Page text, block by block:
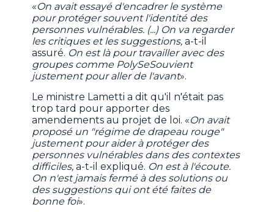
«On avait essayé d'encadrer le système
pour protéger souvent l'identité des
personnes vulnérables. (...) On va regarder
les critiques et les suggestions, a-t-il
assuré. On est là pour travailler avec des
groupes comme PolySeSouvient
justement pour aller de l'avant».
Le ministre Lametti a dit qu'il n'était pas
trop tard pour apporter des
amendements au projet de loi. «On avait
proposé un "régime de drapeau rouge"
justement pour aider à protéger des
personnes vulnérables dans des contextes
difficiles, a-t-il expliqué. On est à l'écoute.
On n'est jamais fermé à des solutions ou
des suggestions qui ont été faites de
bonne foi».